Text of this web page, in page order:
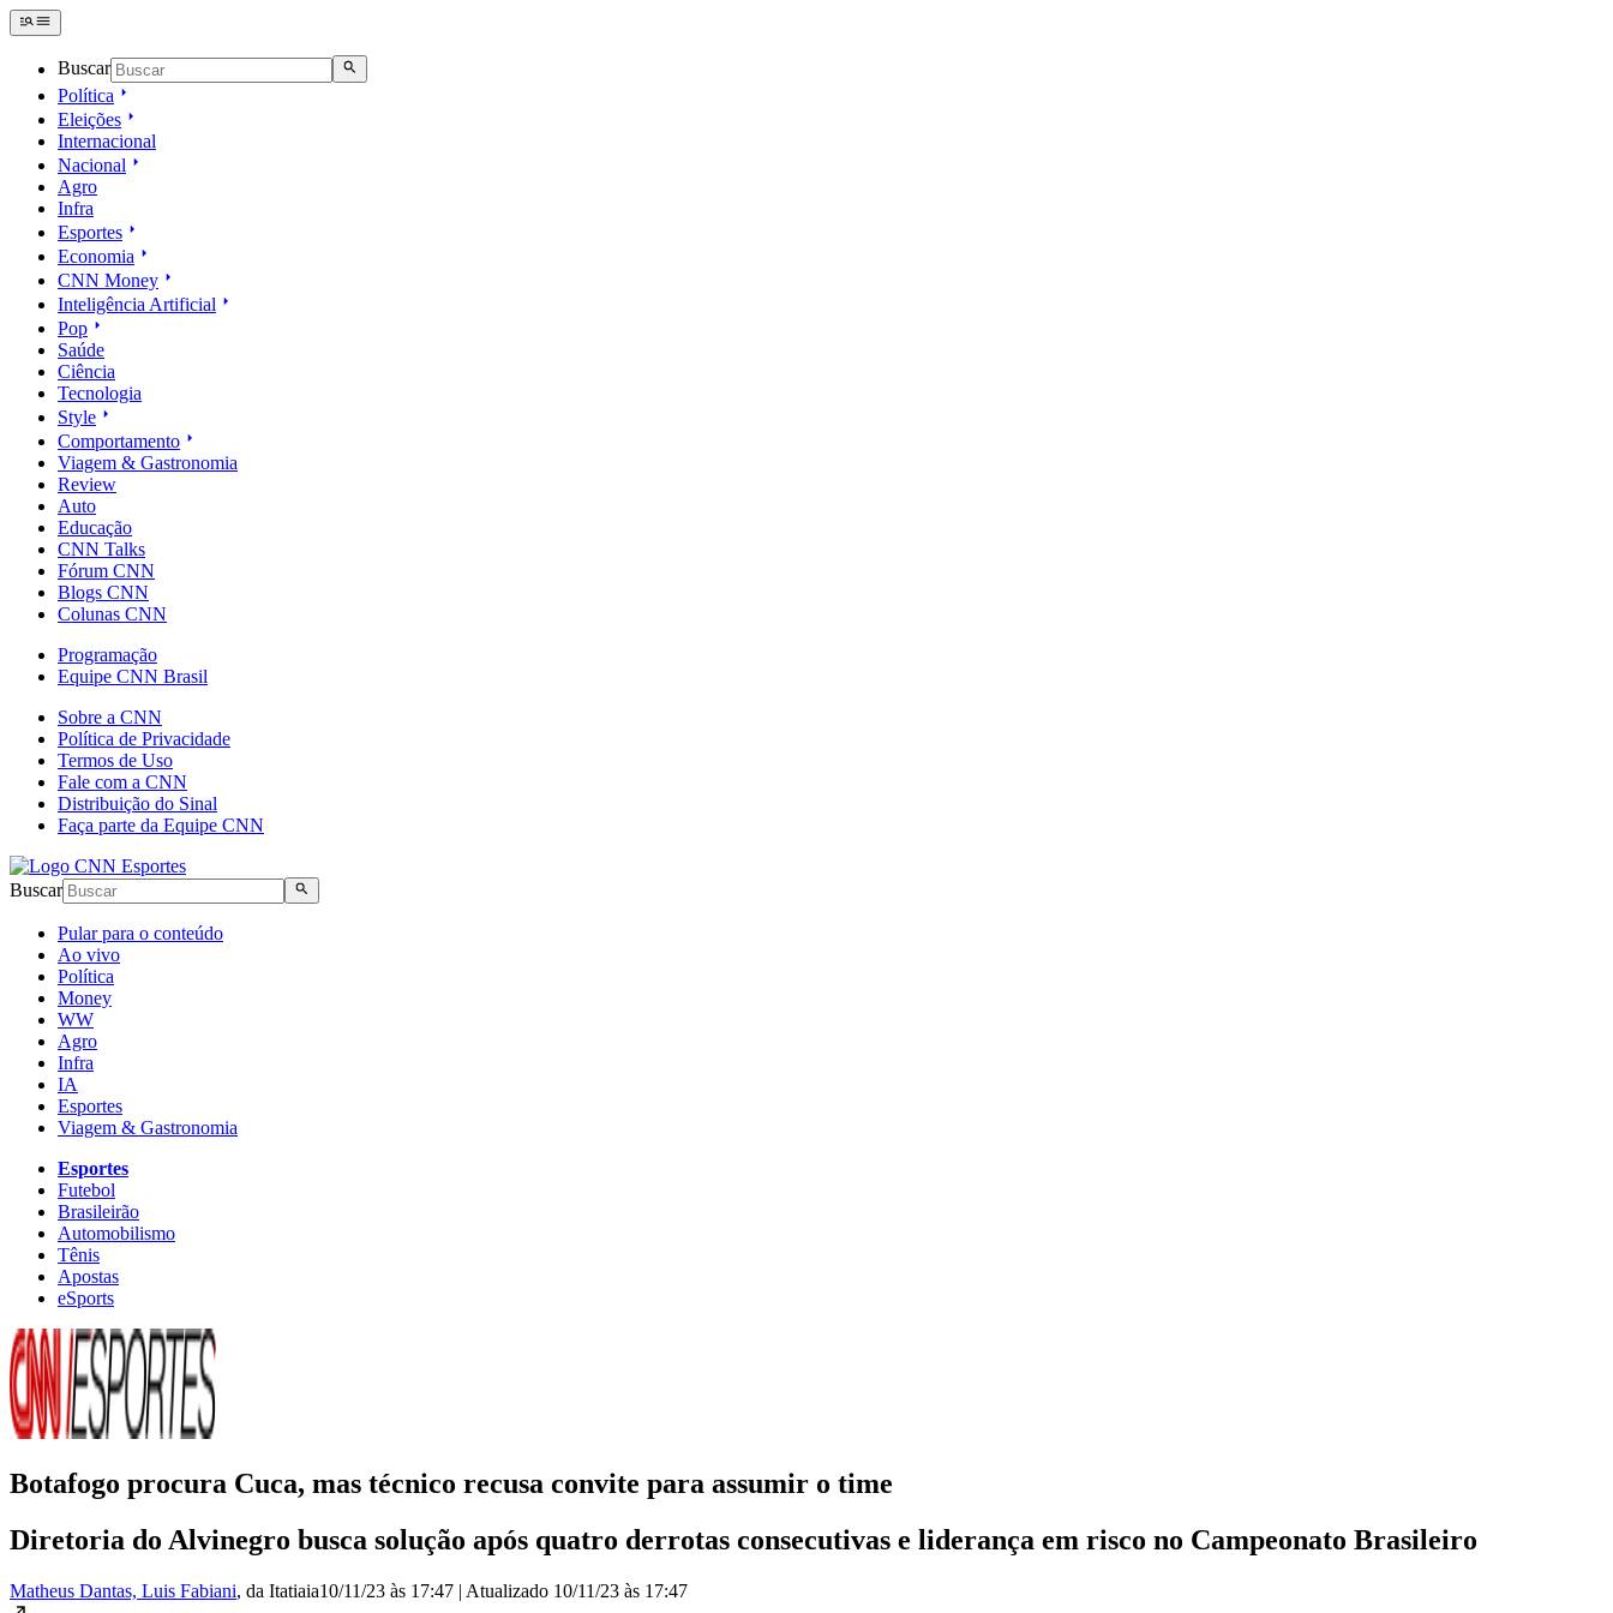
Buscar
Política
Eleições
Internacional
Nacional
Agro
Infra
Esportes
Economia
CNN Money
Inteligência Artificial
Pop
Saúde
Ciência
Tecnologia
Style
Comportamento
Viagem & Gastronomia
Review
Auto
Educação
CNN Talks
Fórum CNN
Blogs CNN
Colunas CNN
Programação
Equipe CNN Brasil
Sobre a CNN
Política de Privacidade
Termos de Uso
Fale com a CNN
Distribuição do Sinal
Faça parte da Equipe CNN
Buscar
Pular para o conteúdo
Ao vivo
Política
Money
WW
Agro
Infra
IA
Esportes
Viagem & Gastronomia
Esportes
Futebol
Brasileirão
Automobilismo
Tênis
Apostas
eSports
Botafogo procura Cuca, mas técnico recusa convite para assumir o time
Diretoria do Alvinegro busca solução após quatro derrotas consecutivas e liderança em risco no Campeonato Brasileiro
Matheus Dantas, Luis Fabiani, da Itatiaia10/11/23 às 17:47 | Atualizado 10/11/23 às 17:47